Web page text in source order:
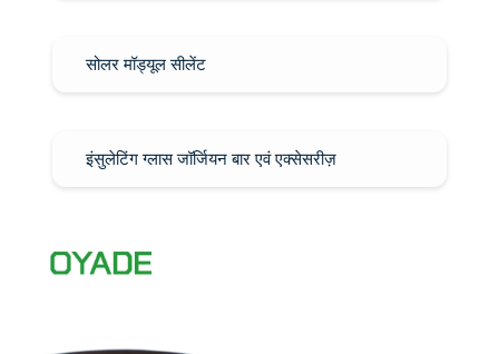
सोलर मॉड्यूल सीलेंट
इंसुलेटिंग ग्लास जॉर्जियन बार एवं एक्सेसरीज़